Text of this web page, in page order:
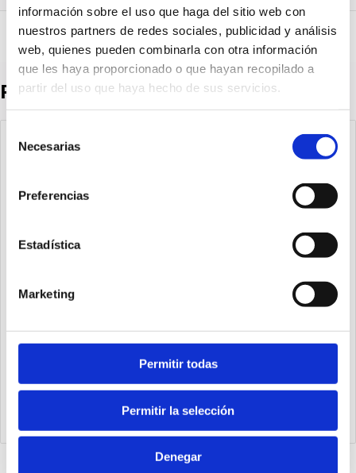
información sobre el uso que haga del sitio web con
nuestros partners de redes sociales, publicidad y análisis
web, quienes pueden combinarla con otra información
que les haya proporcionado o que hayan recopilado a
partir del uso que haya hecho de sus servicios.
Necesarias
Preferencias
Estadística
Marketing
Permitir todas
Permitir la selección
Denegar
Productos destacados
1393.63.400.01
Cilindro steel line Ø63 carrera 400 versión base magnético,
juntas PUR y doble efecto